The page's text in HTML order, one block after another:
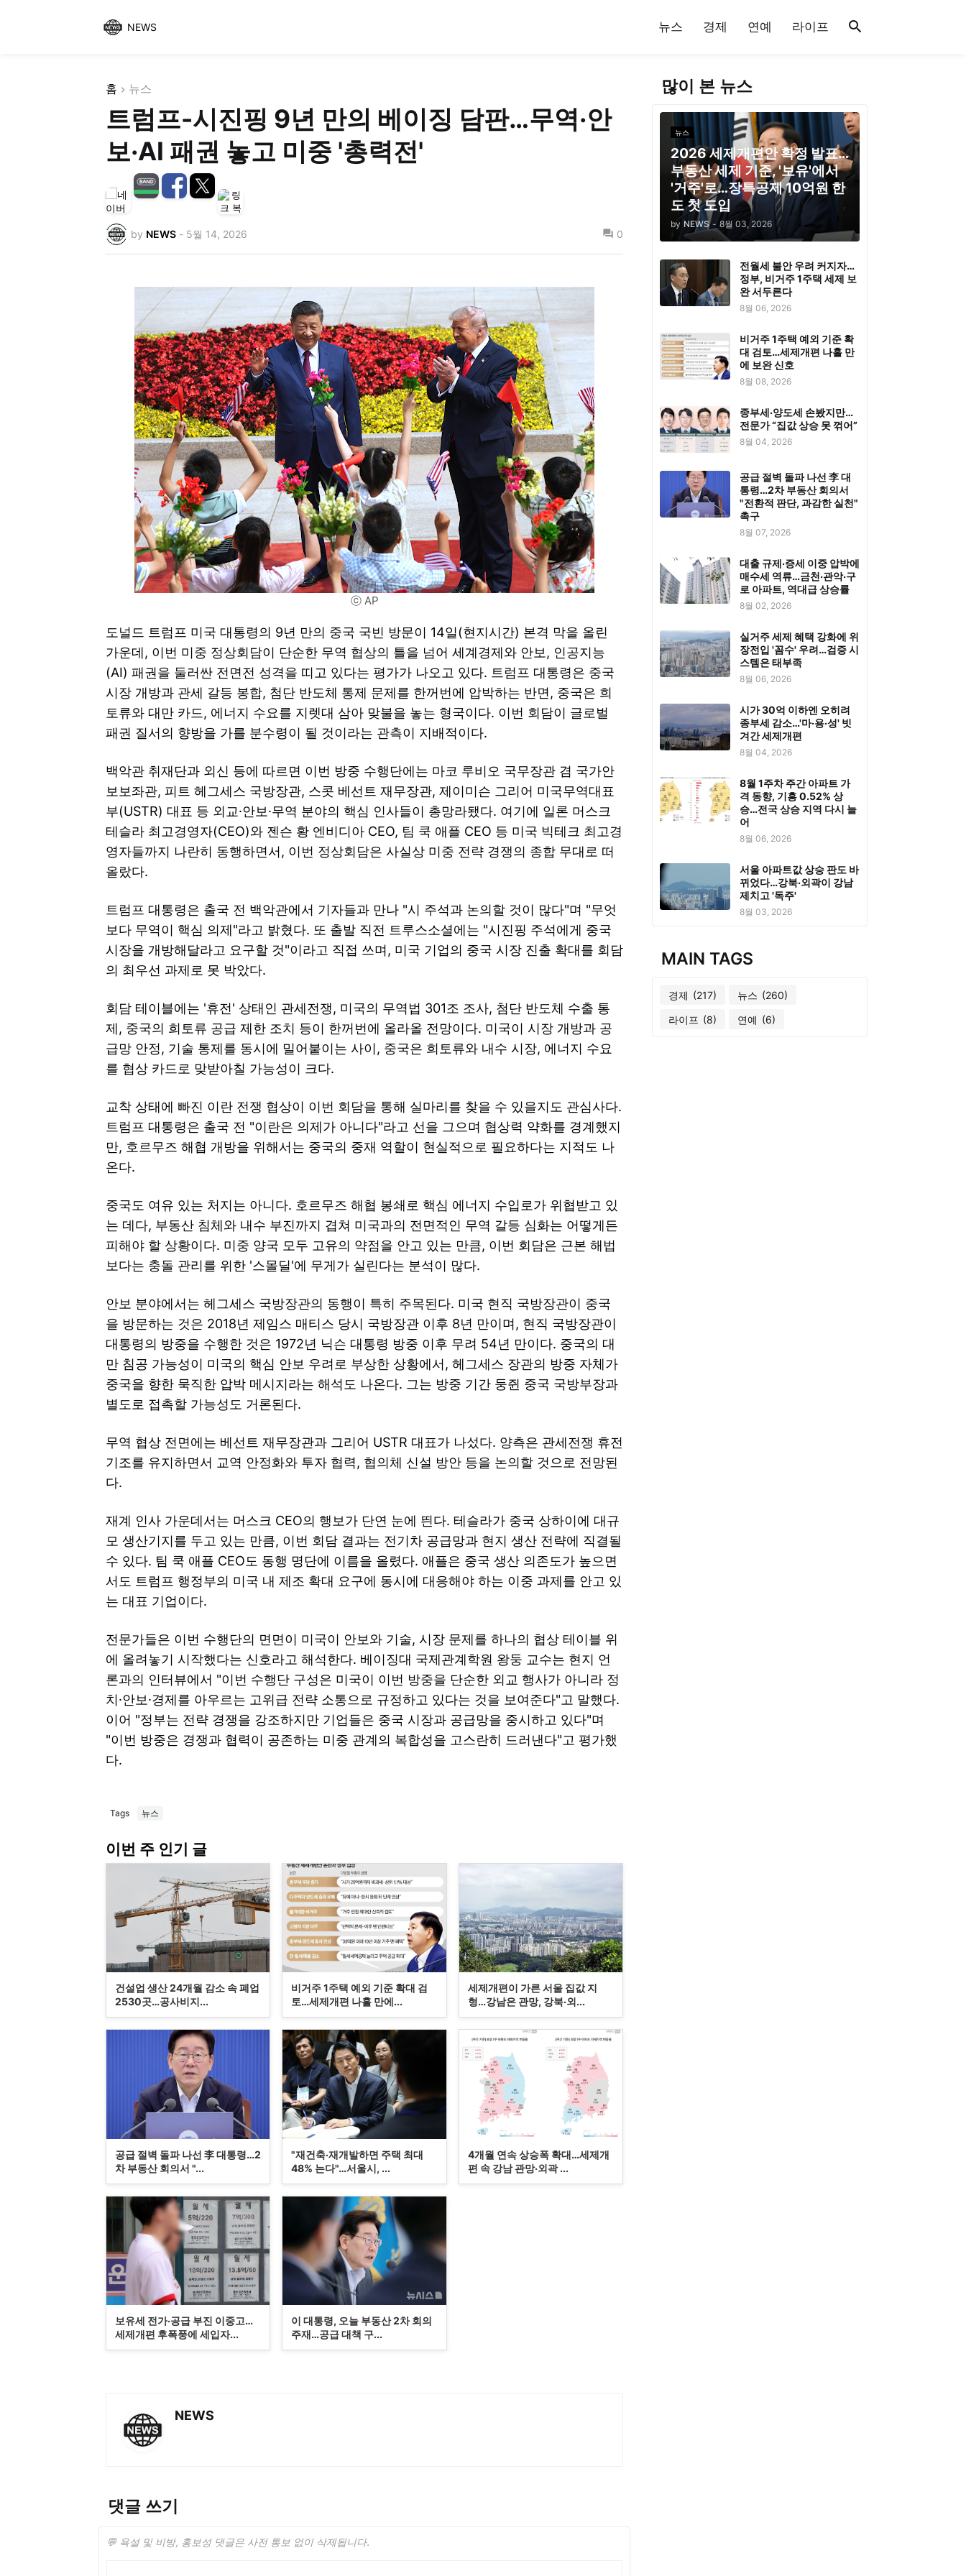
NEWS 뉴스 경제 연예 라이프
홈 뉴스
트럼프-시진핑 9년 만의 베이징 담판…무역·안
보·AI 패권 놓고 미중 '총력전'
by NEWS - 5월 14, 2026 0
ⓒ AP
도널드 트럼프 미국 대통령의 9년 만의 중국 국빈 방문이 14일(현지시간) 본격 막을 올린
가운데, 이번 미중 정상회담이 단순한 무역 협상의 틀을 넘어 세계경제와 안보, 인공지능
(AI) 패권을 둘러싼 전면전 성격을 띠고 있다는 평가가 나오고 있다. 트럼프 대통령은 중국
시장 개방과 관세 갈등 봉합, 첨단 반도체 통제 문제를 한꺼번에 압박하는 반면, 중국은 희
토류와 대만 카드, 에너지 수요를 지렛대 삼아 맞불을 놓는 형국이다. 이번 회담이 글로벌
패권 질서의 향방을 가를 분수령이 될 것이라는 관측이 지배적이다.
백악관 취재단과 외신 등에 따르면 이번 방중 수행단에는 마코 루비오 국무장관 겸 국가안
보보좌관, 피트 헤그세스 국방장관, 스콧 베선트 재무장관, 제이미슨 그리어 미국무역대표
부(USTR) 대표 등 외교·안보·무역 분야의 핵심 인사들이 총망라됐다. 여기에 일론 머스크
테슬라 최고경영자(CEO)와 젠슨 황 엔비디아 CEO, 팀 쿡 애플 CEO 등 미국 빅테크 최고경
영자들까지 나란히 동행하면서, 이번 정상회담은 사실상 미중 전략 경쟁의 종합 무대로 떠
올랐다.
트럼프 대통령은 출국 전 백악관에서 기자들과 만나 "시 주석과 논의할 것이 많다"며 "무엇
보다 무역이 핵심 의제"라고 밝혔다. 또 출발 직전 트루스소셜에는 "시진핑 주석에게 중국
시장을 개방해달라고 요구할 것"이라고 직접 쓰며, 미국 기업의 중국 시장 진출 확대를 회담
의 최우선 과제로 못 박았다.
회담 테이블에는 '휴전' 상태인 관세전쟁, 미국의 무역법 301조 조사, 첨단 반도체 수출 통
제, 중국의 희토류 공급 제한 조치 등이 한꺼번에 올라올 전망이다. 미국이 시장 개방과 공
급망 안정, 기술 통제를 동시에 밀어붙이는 사이, 중국은 희토류와 내수 시장, 에너지 수요
를 협상 카드로 맞받아칠 가능성이 크다.
교착 상태에 빠진 이란 전쟁 협상이 이번 회담을 통해 실마리를 찾을 수 있을지도 관심사다.
트럼프 대통령은 출국 전 "이란은 의제가 아니다"라고 선을 그으며 협상력 약화를 경계했지
만, 호르무즈 해협 개방을 위해서는 중국의 중재 역할이 현실적으로 필요하다는 지적도 나
온다.
중국도 여유 있는 처지는 아니다. 호르무즈 해협 봉쇄로 핵심 에너지 수입로가 위협받고 있
는 데다, 부동산 침체와 내수 부진까지 겹쳐 미국과의 전면적인 무역 갈등 심화는 어떻게든
피해야 할 상황이다. 미중 양국 모두 고유의 약점을 안고 있는 만큼, 이번 회담은 근본 해법
보다는 충돌 관리를 위한 '스몰딜'에 무게가 실린다는 분석이 많다.
안보 분야에서는 헤그세스 국방장관의 동행이 특히 주목된다. 미국 현직 국방장관이 중국
을 방문하는 것은 2018년 제임스 매티스 당시 국방장관 이후 8년 만이며, 현직 국방장관이
대통령의 방중을 수행한 것은 1972년 닉슨 대통령 방중 이후 무려 54년 만이다. 중국의 대
만 침공 가능성이 미국의 핵심 안보 우려로 부상한 상황에서, 헤그세스 장관의 방중 자체가
중국을 향한 묵직한 압박 메시지라는 해석도 나온다. 그는 방중 기간 둥쥔 중국 국방부장과
별도로 접촉할 가능성도 거론된다.
무역 협상 전면에는 베선트 재무장관과 그리어 USTR 대표가 나섰다. 양측은 관세전쟁 휴전
기조를 유지하면서 교역 안정화와 투자 협력, 협의체 신설 방안 등을 논의할 것으로 전망된
다.
재계 인사 가운데서는 머스크 CEO의 행보가 단연 눈에 띈다. 테슬라가 중국 상하이에 대규
모 생산기지를 두고 있는 만큼, 이번 회담 결과는 전기차 공급망과 현지 생산 전략에 직결될
수 있다. 팀 쿡 애플 CEO도 동행 명단에 이름을 올렸다. 애플은 중국 생산 의존도가 높으면
서도 트럼프 행정부의 미국 내 제조 확대 요구에 동시에 대응해야 하는 이중 과제를 안고 있
는 대표 기업이다.
전문가들은 이번 수행단의 면면이 미국이 안보와 기술, 시장 문제를 하나의 협상 테이블 위
에 올려놓기 시작했다는 신호라고 해석한다. 베이징대 국제관계학원 왕둥 교수는 현지 언
론과의 인터뷰에서 "이번 수행단 구성은 미국이 이번 방중을 단순한 외교 행사가 아니라 정
치·안보·경제를 아우르는 고위급 전략 소통으로 규정하고 있다는 것을 보여준다"고 말했다.
이어 "정부는 전략 경쟁을 강조하지만 기업들은 중국 시장과 공급망을 중시하고 있다"며
"이번 방중은 경쟁과 협력이 공존하는 미중 관계의 복합성을 고스란히 드러낸다"고 평가했
다.
Tags 뉴스
이번 주 인기 글
건설업 생산 24개월 감소 속 폐업
2530곳…공사비지...
비거주 1주택 예외 기준 확대 검
토…세제개편 나흘 만에...
세제개편이 가른 서울 집값 지
형…강남은 관망, 강북·외...
공급 절벽 돌파 나선 李 대통령…2
차 부동산 회의서 "...
"재건축·재개발하면 주택 최대
48% 는다"…서울시, ...
4개월 연속 상승폭 확대…세제개
편 속 강남 관망·외곽 ...
보유세 전가·공급 부진 이중고…
세제개편 후폭풍에 세입자...
이 대통령, 오늘 부동산 2차 회의
주재…공급 대책 구...
NEWS
댓글 쓰기
💬 욕설 및 비방, 홍보성 댓글은 사전 통보 없이 삭제됩니다.
많이 본 뉴스
뉴스
2026 세제개편안 확정 발표…
부동산 세제 기준, '보유'에서
'거주'로…장특공제 10억원 한
도 첫 도입
by NEWS - 8월 03, 2026
전월세 불안 우려 커지자…
정부, 비거주 1주택 세제 보
완 서두른다
8월 06, 2026
비거주 1주택 예외 기준 확
대 검토…세제개편 나흘 만
에 보완 신호
8월 08, 2026
종부세·양도세 손봤지만…
전문가 “집값 상승 못 꺾어”
8월 04, 2026
공급 절벽 돌파 나선 李 대
통령…2차 부동산 회의서
"전환적 판단, 과감한 실천"
촉구
8월 07, 2026
대출 규제·증세 이중 압박에
매수세 역류…금천·관악·구
로 아파트, 역대급 상승률
8월 02, 2026
실거주 세제 혜택 강화에 위
장전입 '꼼수' 우려…검증 시
스템은 태부족
8월 06, 2026
시가 30억 이하엔 오히려
종부세 감소…'마·용·성' 빗
겨간 세제개편
8월 04, 2026
8월 1주차 주간 아파트 가
격 동향, 기흥 0.52% 상
승…전국 상승 지역 다시 늘
어
8월 06, 2026
서울 아파트값 상승 판도 바
뀌었다…강북·외곽이 강남
제치고 '독주'
8월 03, 2026
MAIN TAGS
경제 (217) 뉴스 (260)
라이프 (8) 연예 (6)